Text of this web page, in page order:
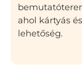
ahol kártyás
lehetőség.